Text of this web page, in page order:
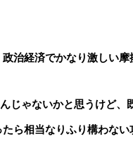
治経済でかなり激しい摩
じゃないかと思うけど、
ら相当なりふり構わない